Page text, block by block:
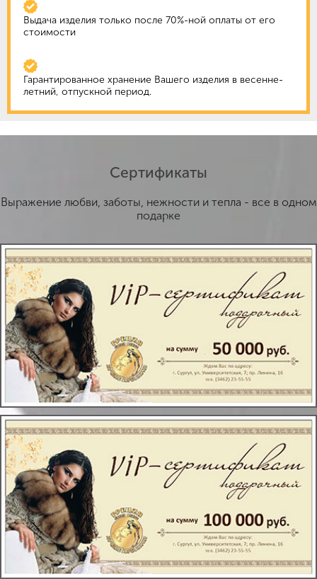
Выдача изделия только после 70%-ной оплаты от его
стоимости
Гарантированное хранение Вашего изделия в весенне-
летний, отпускной период.
Сертификаты
Выражение любви, заботы, нежности и тепла - все в одном
подарке